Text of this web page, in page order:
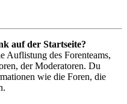
auf der Startseite?
Auflistung des Forenteams,
der Moderatoren. Du
wie die Foren, die